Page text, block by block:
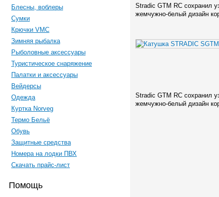
Блесны, воблеры
Сумки
Крючки VMC
Зимняя рыбалка
Рыболовные аксессуары
Туристическое снаряжение
Палатки и аксессуары
Вейдерсы
Одежда
Куртка Norveg
Термо Бельё
Обувь
Защитные средства
Номера на лодки ПВХ
Скачать прайс-лист
Помощь
Stradic GTM RC сохранил
жемчужно-белый дизайн
Stradic GTM RC сохранил
жемчужно-белый дизайн